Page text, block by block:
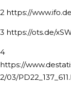
2 https://
3 https://ots.de/
4
https://
2/03/